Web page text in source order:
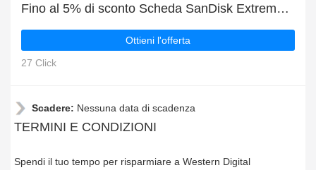
Fino al 5% di sconto Scheda SanDisk Extreme PRO® SDHC™ e SDXC™ UHS-I e molte altre offerte
Ottieni l'offerta
27 Click
Scadere: Nessuna data di scadenza
TERMINI E CONDIZIONI
Spendi il tuo tempo per risparmiare a Western Digital